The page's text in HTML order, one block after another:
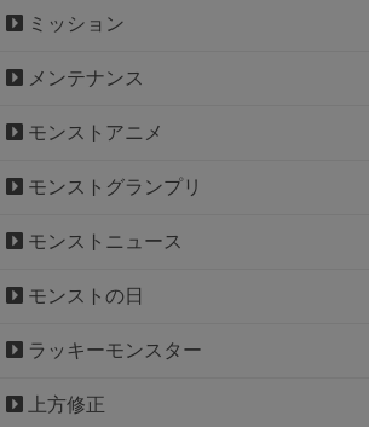
ミッション
メンテナンス
モンストアニメ
モンストグランプリ
モンストニュース
モンストの日
ラッキーモンスター
上方修正